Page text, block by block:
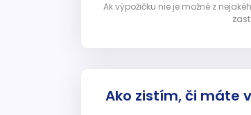
Ak výpožičku nie je možné z
Ako zistím, či máte